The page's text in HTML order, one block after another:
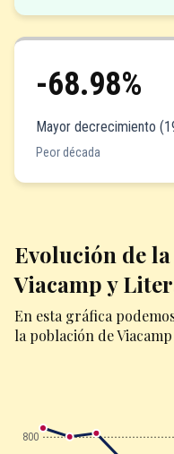
-68.98%
Mayor decrecimiento
Peor década
Evolución de
Viacamp y
En esta gráfica
la población de
800